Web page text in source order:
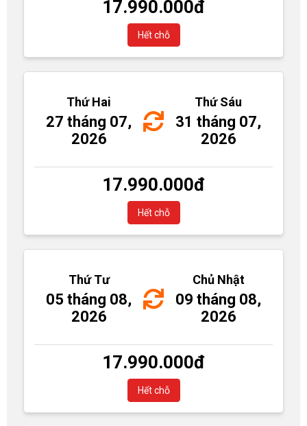
17.990.000đ
Hết chỗ
Thứ Hai
27 tháng 07,
2026
Thứ Sáu
31 tháng 07,
2026
17.990.000đ
Hết chỗ
Thứ Tư
05 tháng 08,
2026
Chủ Nhật
09 tháng 08,
2026
17.990.000đ
Hết chỗ